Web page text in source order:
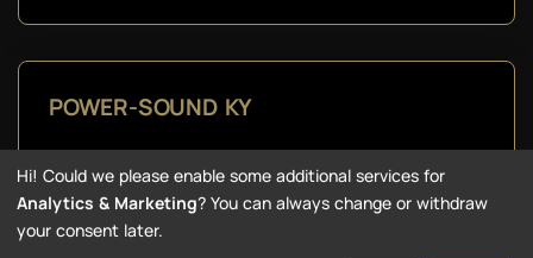
POWER-SOUND KY
JOKIOISTENTIE 993
31400 SOMERO
Finnland
Hi! Could we please enable some additional services for
Analytics & Marketing? You can always change or withdraw
your consent later.